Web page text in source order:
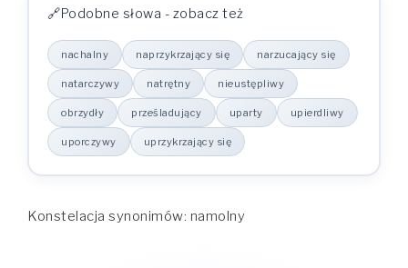
Podobne słowa - zobacz też
nachalny naprzykrzający się narzucający się
natarczywy natrętny nieustępliwy
obrzydły prześladujący uparty upierdliwy
uporczywy uprzykrzający się
Konstelacja synonimów: namolny